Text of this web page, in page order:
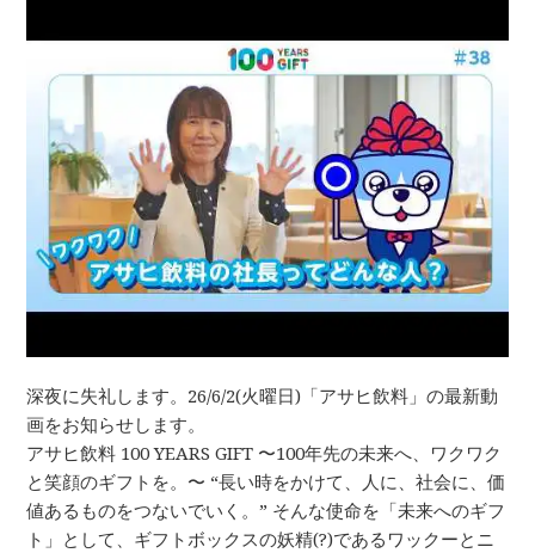
深夜に失礼します。26/6/2(火曜日)「アサヒ飲料」の最新動
画をお知らせします。
アサヒ飲料 100 YEARS GIFT 〜100年先の未来へ、ワクワク
と笑顔のギフトを。〜 “長い時をかけて、人に、社会に、価
値あるものをつないでいく。” そんな使命を「未来へのギフ
ト」として、ギフトボックスの妖精(?)であるワックーとニ